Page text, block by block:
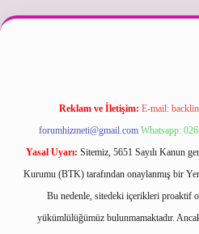
güncel
Reklam ve İletişim: E-mail:
forumhizmeti@gmail.com Whatsapp:
Yasal Uyarı: Sitemiz, 5651 Sayılı Kanun
Kurumu (BTK) tarafından onaylanmış bir
Bu nedenle, sitedeki içerikleri proaktif
yükümlülüğümüz bulunmamaktadır.